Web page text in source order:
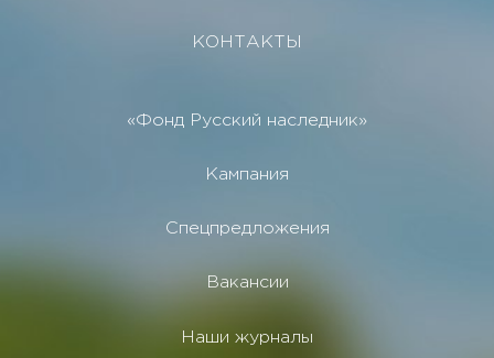
КОНТАКТЫ
«Фонд Русский наследник»
Кампания
Спецпредложения
Вакансии
Наши журналы